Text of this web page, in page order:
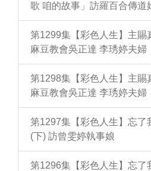
歌 咱的故事」訪羅百合傳道
第1299集【彩色人生】主賜
麻豆教會吳正達 李琇婷夫婦
第1298集【彩色人生】主賜
麻豆教會吳正達 李琇婷夫婦
第1297集【彩色人生】忘了
(下) 訪曾雯婷執事娘
第1296集【彩色人生】忘了